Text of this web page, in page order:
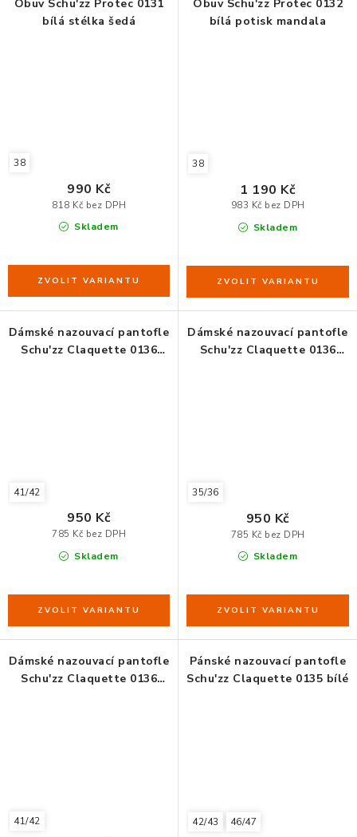
Obuv Schu'zz Protec 0131
bílá stélka šedá
38
Skladem
818 Kč bez DPH
990 Kč
Obuv Schu'zz Protec 0132
bílá potisk mandala
38
Skladem
983 Kč bez DPH
1 190 Kč
Dámské nazouvací pantofle
Schu'zz Claquette 0136
41/42
Skladem
785 Kč bez DPH
950 Kč
Dámské nazouvací pantofle
Schu'zz Claquette 0136
35/36
Skladem
785 Kč bez DPH
950 Kč
Dámské nazouvací pantofle
Schu'zz Claquette 0136
41/42
Pánské nazouvací pantofle
Schu'zz Claquette 0135 bílé
42/43 46/47